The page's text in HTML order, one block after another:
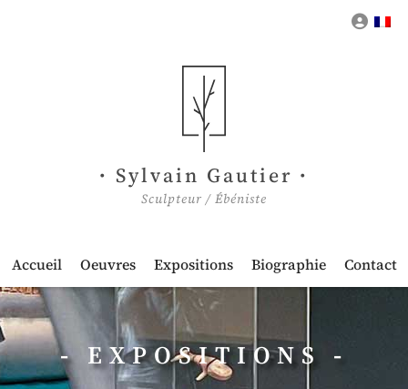
Mon
Sylvain Gautier
Sculpteur / Ébéniste
Accueil Oeuvres Expositions Biographie Contact
EXPOSITIONS